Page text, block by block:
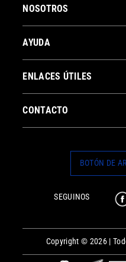
NOSOTROS
AYUDA
ENLACES ÚTILES
CONTACTO
BOTÓN DE
SEGUINOS
Copyright © 2026 |